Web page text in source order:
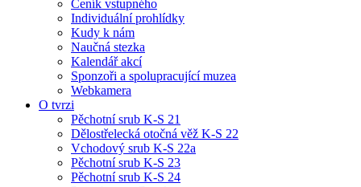
Ceník vstupného
Individuální prohlídky
Kudy k nám
Naučná stezka
Kalendář akcí
Sponzoři a spolupracující muzea
Webkamera
O tvrzi
Pěchotní srub K-S 21
Dělostřelecká otočná věž K-S 22
Vchodový srub K-S 22a
Pěchotní srub K-S 23
Pěchotní srub K-S 24